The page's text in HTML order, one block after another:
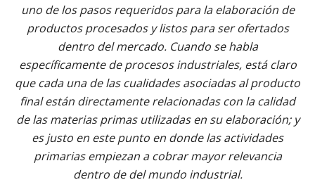
uno de los pasos requeridos para la elaboración de
productos procesados y listos para ser ofertados
dentro del mercado. Cuando se habla
específicamente de procesos industriales, está claro
que cada una de las cualidades asociadas al producto
final están directamente relacionadas con la calidad
de las materias primas utilizadas en su elaboración; y
es justo en este punto en donde las actividades
primarias empiezan a cobrar mayor relevancia
dentro de del mundo industrial.